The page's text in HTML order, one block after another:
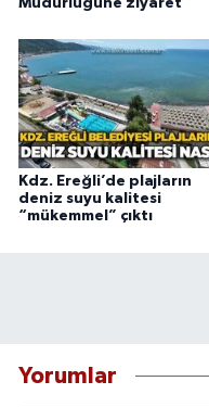
Kdz. Ereğli’de plajların
deniz suyu kalitesi
“mükemmel” çıktı
Yorumlar